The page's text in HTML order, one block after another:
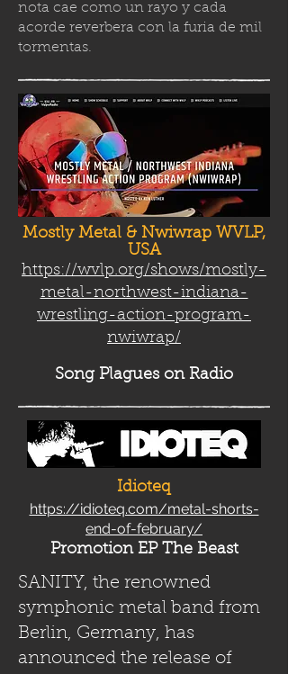
nota cae como un rayo y cada
acorde reverbera con la furia de mil
tormentas.
Mostly Metal & Nwiwrap WVLP,
USA
https://wvlp.org/shows/mostly-
metal-northwest-indiana-
wrestling-action-program-
nwiwrap/
Song Plagues on Radio
Idioteq
https://idioteq.com/metal-shorts-
end-of-february/
Promotion EP The Beast
SANITY, the renowned
symphonic metal band from
Berlin, Germany, has
announced the release of